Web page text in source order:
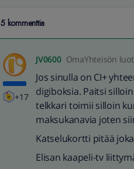
5 kommenttia
+17
JV0600 OmaYhteisön
Jos sinulla on CI+
digiboksia. Paitsi
telkkari toimii silloin
maksukanavia joten
Katselukortti pitää
Elisan kaapeli-tv